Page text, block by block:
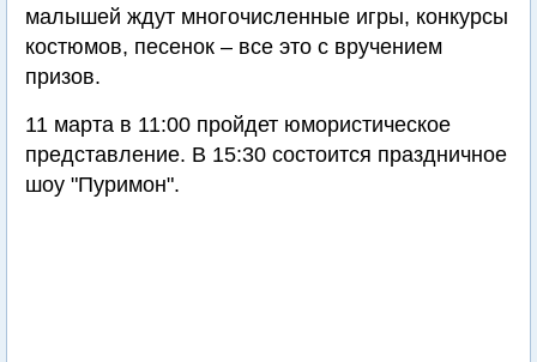
малышей ждут многочисленные игры, конкурсы
костюмов, песенок – все это с вручением
призов.
11 марта в 11:00 пройдет юмористическое
представление. В 15:30 состоится праздничное
шоу "Пуримон".